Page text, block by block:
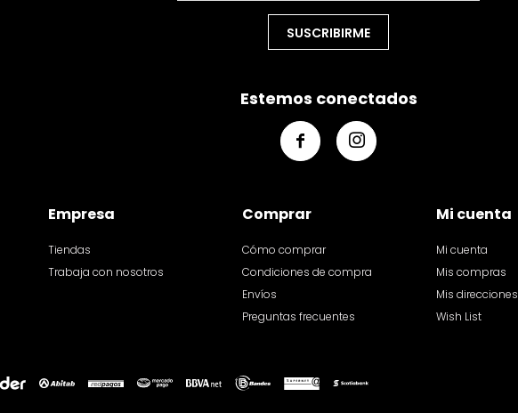
Empresa
Tiendas
Trabaja con nosotros
Comprar
Cómo comprar
Condiciones de compra
Envíos
Preguntas frecuentes
Mi cuenta
Mi cuenta
Mis compras
Mis direcciones
Wish List
SUSCRIBIRME
Estemos conectados
 